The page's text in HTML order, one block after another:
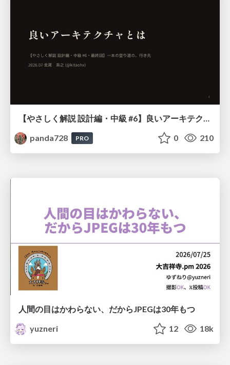
panda728
PRO 0 210
人間の目はかわらない、だからJPEGは30年もつ
yuzneri
12 18k